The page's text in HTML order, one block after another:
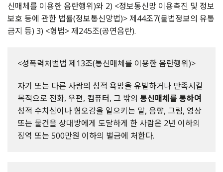
신매체를 이용한 음란행위)와 2) <정보통신망 이용촉진 및 정보
보호 등에 관한 법률(정보통신망법)> 제44조7(불법정보의 유통
금지 등) 3) <형법> 제245조(공연음란).
<성폭력처벌법 제13조(통신매체를 이용한 음란행위)>
자기 또는 다른 사람의 성적 욕망을 유발하거나 만족시킬
목적으로 전화, 우편, 컴퓨터, 그 밖의 통신매체를 통하여
성적 수치심이나 혐오감을 일으키는 말, 음향, 그림, 영상
또는 물건을 상대방에게 도달하게 한 사람은 2년 이하의
징역 또는 500만원 이하의 벌금에 처한다.